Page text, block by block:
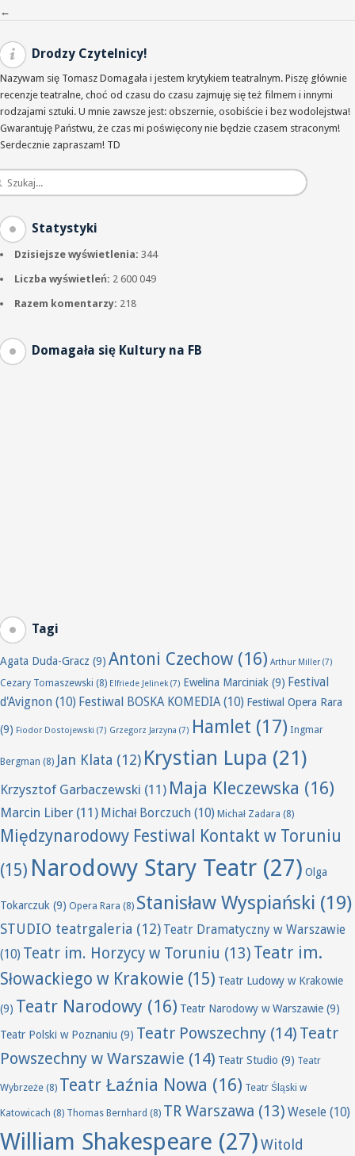
Nawigacja po wpisach
←
Drodzy Czytelnicy!
Nazywam się Tomasz Domagała i jestem krytykiem teatralnym. Piszę głównie
recenzje teatralne, choć od czasu do czasu zajmuję się też filmem i innymi
rodzajami sztuki. U mnie zawsze jest: obszernie, osobiście i bez wodolejstwa!
Gwarantuję Państwu, że czas mi poświęcony nie będzie czasem straconym!
Serdecznie zapraszam! TD
Statystyki
Dzisiejsze wyświetlenia: 344
Liczba wyświetleń: 2 600 049
Razem komentarzy: 218
Domagała się Kultury na FB
Tagi
Agata Duda-Gracz (9) Antoni Czechow (16) Arthur Miller (7)
Cezary Tomaszewski (8) Elfriede Jelinek(7) Ewelina Marciniak (9) Festival
d'Avignon (10) Festiwal BOSKA KOMEDIA(10) Festiwal Opera Rara
(9) Fiodor Dostojewski (7) Grzegorz Jarzyna (7) Hamlet (17) Ingmar
Bergman (8) Jan Klata (12) Krystian Lupa (21)
Krzysztof Garbaczewski (11) Maja Kleczewska (16)
Marcin Liber (11) Michał Borczuch (10) Michał Zadara (8)
Międzynarodowy Festiwal Kontakt w Toruniu
(15) Narodowy Stary Teatr (27) Olga
Tokarczuk (9) Opera Rara (8) Stanisław Wyspiański (19)
STUDIO teatrgaleria (12) Teatr Dramatyczny w Warszawie
(10) Teatr im. Horzycy w Toruniu (13) Teatr im.
Słowackiego w Krakowie (15) Teatr Ludowy w Krakowie
(9) Teatr Narodowy (16) Teatr Narodowy w Warszawie (9)
Teatr Polski w Poznaniu (9) Teatr Powszechny (14) Teatr
Powszechny w Warszawie (14) Teatr Studio (9) Teatr
Wybrzeże (8) Teatr Łaźnia Nowa (16) Teatr Śląski w
Katowicach (8) Thomas Bernhard (8) TR Warszawa (13) Wesele (10)
William Shakespeare (27)Witold